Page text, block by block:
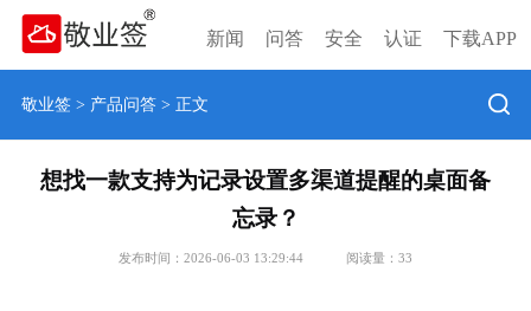
新闻 问答 安全 认证 下载APP
敬业签> 产品问答> 正文
想找一款支持为记录设置多渠道提醒的桌面备
忘录？
发布时间：2026-06-03 13:29:44 阅读量： 33